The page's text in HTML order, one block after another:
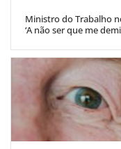
Ministro do Trabalho
‘A não ser que me